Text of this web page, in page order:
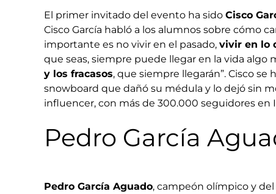
El primer invitado del evento ha sido Cisco
Cisco García habló a los alumnos sobre cómo
importante es no vivir en el pasado, vivir en lo
que seas, siempre puede llegar en la vida
y los fracasos, que siempre llegarán”. Cisco
snowboard que dañó su médula y lo dejó sin
influencer, con más de 300.000 seguidores en
Pedro García
Pedro García Aguado, campeón olímpico y